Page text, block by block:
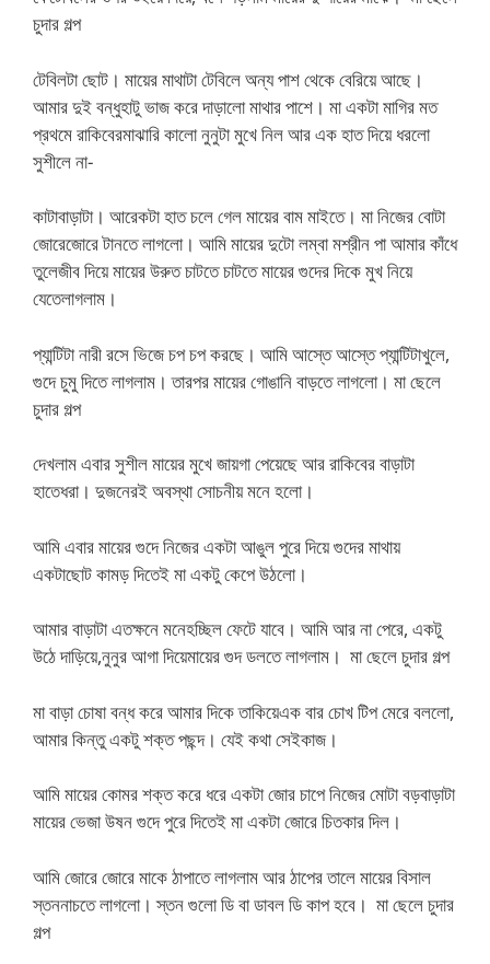
চুদার গল্প
টেবিলটা ছোট। মায়ের মাথাটা টেবিলে অন্য পাশ থেকে বেরিয়ে আছে।
আমার দুই বন্ধুহাটু ভাজ করে দাড়ালো মাথার পাশে। মা একটা মাগির মত
প্রথমে রাকিবেরমাঝারি কালো নুনুটা মুখে নিল আর এক হাত দিয়ে ধরলো
সুশীলে না-
কাটাবাড়াটা। আরেকটা হাত চলে গেল মায়ের বাম মাইতে। মা নিজের বোটা
জোরেজোরে টানতে লাগলো। আমি মায়ের দুটো লম্বা মশ্রীন পা আমার কাঁধে
তুলেজীব দিয়ে মায়ের উরুত চাটতে চাটতে মায়ের গুদের দিকে মুখ নিয়ে
যেতেলাগলাম।
প্যান্টিটা নারী রসে ভিজে চপ চপ করছে। আমি আস্তে আস্তে প্যান্টিটাখুলে,
গুদে চুমু দিতে লাগলাম। তারপর মায়ের গোঙানি বাড়তে লাগলো। মা ছেলে
চুদার গল্প
দেখলাম এবার সুশীল মায়ের মুখে জায়গা পেয়েছে আর রাকিবের বাড়াটা
হাতেধরা। দুজনেরই অবস্থা সোচনীয় মনে হলো।
আমি এবার মায়ের গুদে নিজের একটা আঙুল পুরে দিয়ে গুদের মাথায়
একটাছোট কামড় দিতেই মা একটু কেপে উঠলো।
আমার বাড়াটা এতক্ষনে মনেহচ্ছিল ফেটে যাবে। আমি আর না পেরে, একটু
উঠে দাড়িয়ে,নুনুর আগা দিয়েমায়ের গুদ ডলতে লাগলাম। মা ছেলে চুদার গল্প
মা বাড়া চোষা বন্ধ করে আমার দিকে তাকিয়েএক বার চোখ টিপ মেরে বললো,
আমার কিন্তু একটু শক্ত পছন্দ। যেই কথা সেইকাজ।
আমি মায়ের কোমর শক্ত করে ধরে একটা জোর চাপে নিজের মোটা বড়বাড়াটা
মায়ের ভেজা উষন গুদে পুরে দিতেই মা একটা জোরে চিতকার দিল।
আমি জোরে জোরে মাকে ঠাপাতে লাগলাম আর ঠাপের তালে মায়ের বিসাল
স্তননাচতে লাগলো। স্তন গুলো ডি বা ডাবল ডি কাপ হবে। মা ছেলে চুদার
গল্প